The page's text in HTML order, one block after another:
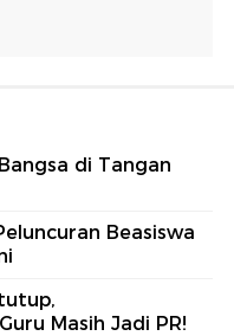
di Tangan
Beasiswa
Masih Jadi PR!